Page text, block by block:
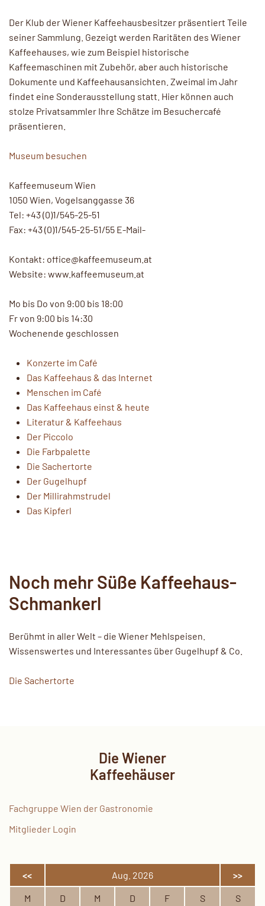
Der Klub der Wiener Kaffeehausbesitzer präsentiert Teile
seiner Sammlung. Gezeigt werden Raritäten des Wiener
Kaffeehauses, wie zum Beispiel historische
Kaffeemaschinen mit Zubehör, aber auch historische
Dokumente und Kaffeehausansichten. Zweimal im Jahr
findet eine Sonderausstellung statt. Hier können auch
stolze Privatsammler Ihre Schätze im Besuchercafé
präsentieren.
Museum besuchen
Kaffeemuseum Wien
1050 Wien, Vogelsanggasse 36
Tel: +43 (0)1/545-25-51
Fax: +43 (0)1/545-25-51/55 E-Mail-
Kontakt: office@kaffeemuseum.at
Website: www.kaffeemuseum.at
Mo bis Do von 9:00 bis 18:00
Fr von 9:00 bis 14:30
Wochenende geschlossen
Konzerte im Café
Das Kaffeehaus & das Internet
Menschen im Café
Das Kaffeehaus einst & heute
Literatur & Kaffeehaus
Der Piccolo
Die Farbpalette
Die Sachertorte
Der Gugelhupf
Der Millirahmstrudel
Das Kipferl
Noch mehr Süße Kaffeehaus-
Schmankerl
Berühmt in aller Welt – die Wiener Mehlspeisen.
Wissenswertes und Interessantes über Gugelhupf & Co.
Die Sachertorte
Die Wiener
Kaffeehäuser
Fachgruppe Wien der Gastronomie
Mitglieder Login
<< Aug. 2026 >>
M D M D F S S